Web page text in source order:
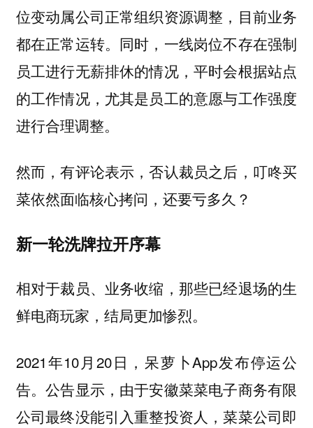
位变动属公司正常组织资源调整，目前业务
都在正常运转。同时，一线岗位不存在强制
员工进行无薪排休的情况，平时会根据站点
的工作情况，尤其是员工的意愿与工作强度
进行合理调整。
然而，有评论表示，否认裁员之后，叮咚买
菜依然面临核心拷问，还要亏多久？
新一轮洗牌拉开序幕
相对于裁员、业务收缩，那些已经退场的生
鲜电商玩家，结局更加惨烈。
2021年10月20日，呆萝卜App发布停运公
告。公告显示，由于安徽菜菜电子商务有限
公司最终没能引入重整投资人，菜菜公司即